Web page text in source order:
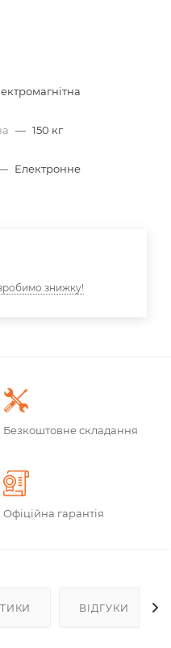
— 150 кг
Електронне
знижку!
Безкоштовне складання
Офіційна гарантія
ВІДГУКИ